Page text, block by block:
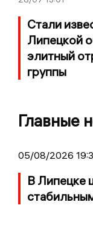
Стали
Липецкой
элитный
группы
Главные
05/08/2026
В Липецке